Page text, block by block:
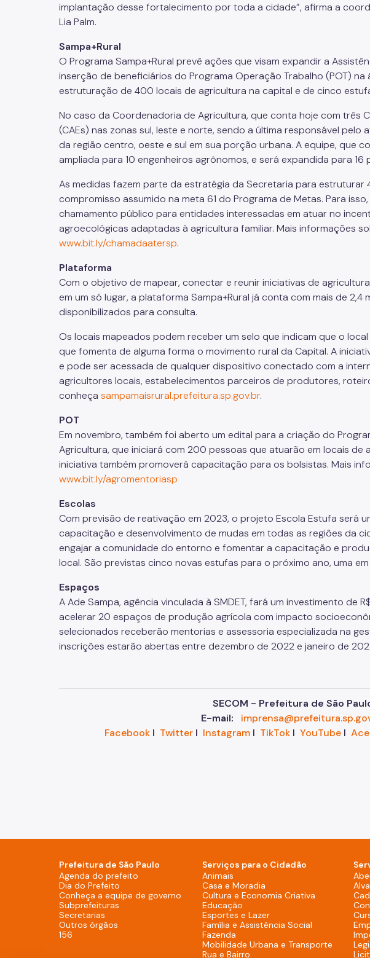
implantação desse fortalecimento por toda a cidade”, afirma a
Lia Palm.
Sampa+Rural
O Programa Sampa+Rural prevê ações que visam expandir a
inserção de beneficiários do Programa Operação Trabalho (POT) na
estruturação de 400 locais de agricultura na capital e de cinco
No caso da Coordenadoria de Agricultura, que conta hoje com três
(CAEs) nas zonas sul, leste e norte, sendo a última responsável
da região centro, oeste e sul em sua porção urbana. A equipe, que
ampliada para 10 engenheiros agrônomos, e será expandida para
As medidas fazem parte da estratégia da Secretaria para
compromisso assumido na meta 61 do Programa de Metas. Para
chamamento público para entidades interessadas em atuar no
agroecológicas adaptadas à agricultura familiar. Mais informações
www.bit.ly/chamadaatersp.
Plataforma
Com o objetivo de mapear, conectar e reunir iniciativas de
em um só lugar, a plataforma Sampa+Rural já conta com mais de 2,4
disponibilizados para consulta.
Os locais mapeados podem receber um selo que indicam que o
que fomenta de alguma forma o movimento rural da Capital. A
e pode ser acessada de qualquer dispositivo conectado com a
agricultores locais, estabelecimentos parceiros de produtores,
conheça sampamaisrural.prefeitura.sp.gov.br.
POT
Em novembro, também foi aberto um edital para a criação do
Agricultura, que iniciará com 200 pessoas que atuarão em locais de
iniciativa também promoverá capacitação para os bolsistas. Mais
www.bit.ly/agromentoriasp
Escolas
Com previsão de reativação em 2023, o projeto Escola Estufa será
capacitação e desenvolvimento de mudas em todas as regiões da
engajar a comunidade do entorno e fomentar a capacitação e
local. São previstas cinco novas estufas para o próximo ano, uma
Espaços
A Ade Sampa, agência vinculada à SMDET, fará um investimento de
acelerar 20 espaços de produção agrícola com impacto
selecionados receberão mentorias e assessoria especializada na
inscrições estarão abertas entre dezembro de 2022 e janeiro de
SECOM - Prefeitura de São
E-mail:
FacebookI TwitterI InstagramI TikTokI YouTubeI
Prefeitura de São Paulo
Agenda do prefeito Agenda do prefeito (Rodapé - Desktop)
Dia do Prefeito Dia do Prefeito (Rodapé - Desktop)
Conheça a equipe de governo Conheça a equipe de governo (Rodapé -
Subprefeituras Subprefeituras (Rodapé - Desktop)
Secretarias Secretarias (Rodapé - Desktop)
Outros órgãos Outros órgãos (Rodapé - Desktop)
156
Serviços para o Cidadão
Animais
Casa e Moradia
Cultura e Economia Criativa
Educação
Esportes e Lazer
Família e Assistência Social
Fazenda
Mobilidade Urbana e Transporte
Rua e Bairro